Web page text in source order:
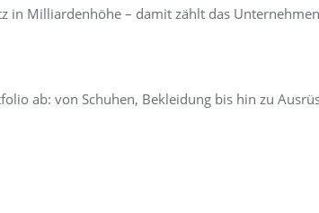
in Milliardenhöhe – damit zählt das
ab: von Schuhen, Bekleidung bis hin zu